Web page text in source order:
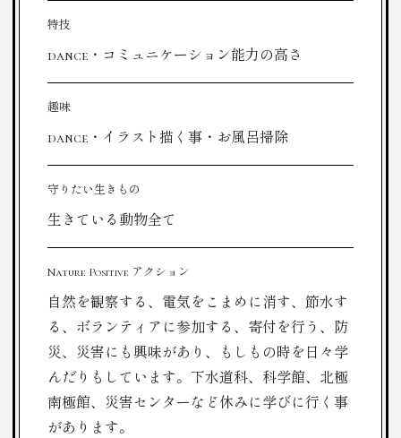
特技
dance・コミュニケーション能力の高さ
趣味
dance・イラスト描く事・お風呂掃除
守りたい生きもの
生きている動物全て
Nature Positive アクション
自然を観察する、電気をこまめに消す、節水す
る、ボランティアに参加する、寄付を行う、防
災、災害にも興味があり、もしもの時を日々学
んだりもしています。下水道科、科学館、北極
南極館、災害センターなど休みに学びに行く事
があります。